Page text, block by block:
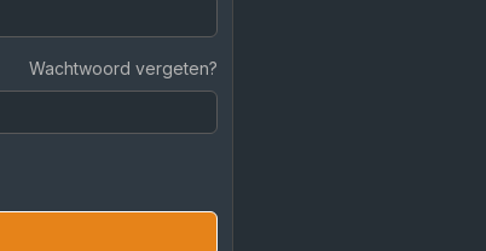
Wachtwoord vergeten?